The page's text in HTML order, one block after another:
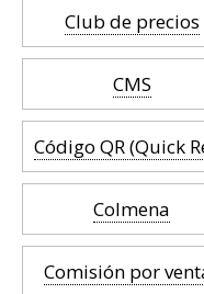
Club de precios
CMS
Colmena
Comisión por